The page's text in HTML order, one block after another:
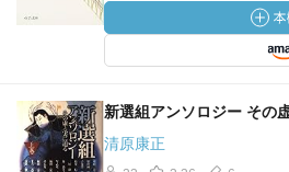
新選組アンソロジー その
清原康正